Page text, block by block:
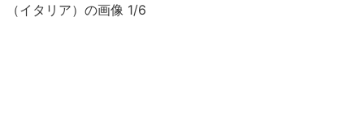
（イタリア）の画像 1/6